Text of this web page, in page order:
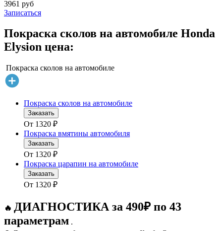
3961 руб
Записаться
Покраска сколов на автомобиле Honda
Elysion цена:
Покраска сколов на автомобиле
Покраска сколов на автомобиле
Заказать
От 1320 ₽
Покраска вмятины автомобиля
Заказать
От 1320 ₽
Покраска царапин на автомобиле
Заказать
От 1320 ₽
🔥 ДИАГНОСТИКА за 490₽ по 43
параметрам .